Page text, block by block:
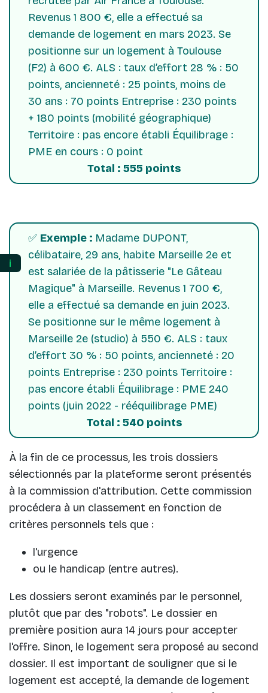
Revenus 1 800 €, elle a effectué sa
demande de logement en mars 2023. Se
positionne sur un logement à Toulouse
(F2) à 600 €. ALS : taux d’effort 28 % : 50
points, ancienneté : 25 points, moins de
30 ans : 70 points Entreprise : 230 points
+ 180 points (mobilité géographique)
Territoire : pas encore établi Équilibrage :
PME en cours : 0 point
Total : 555 points
✅ Exemple : Madame DUPONT,
célibataire, 29 ans, habite Marseille 2e et
est salariée de la pâtisserie "Le Gâteau
Magique" à Marseille. Revenus 1 700 €,
elle a effectué sa demande en juin 2023.
Se positionne sur le même logement à
Marseille 2e (studio) à 550 €. ALS : taux
d’effort 30 % : 50 points, ancienneté : 20
points Entreprise : 230 points Territoire :
pas encore établi Équilibrage : PME 240
points (juin 2022 - rééquilibrage PME)
Total : 540 points
À la fin de ce processus, les trois dossiers
sélectionnés par la plateforme seront présentés
à la commission d'attribution. Cette commission
procédera à un classement en fonction de
critères personnels tels que :
l'urgence
ou le handicap (entre autres).
Les dossiers seront examinés par le personnel,
plutôt que par des "robots". Le dossier en
première position aura 14 jours pour accepter
l'offre. Sinon, le logement sera proposé au second
dossier. Il est important de souligner que si le
logement est accepté, la demande de logement
ℹ️